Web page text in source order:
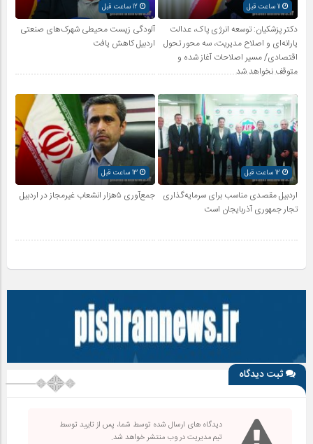
11 ساعت قبل
دکتر پزشکیان: توسعه انرژی پاک، عدالت
یارانه‌ای و اصلاح مدیریت، سه محور تحول
اقتصادی/ مسیر اصلاحات آغاز شده و
متوقف نخواهد شد
آلودگی زیست محیطی شهرک‌های صنعتی
اردبیل کاهش یافت
12 ساعت قبل
اردبیل مقصدی مناسب برای سرمایه‌گذاری
تجار جمهوری آذربایجان است
جمع‌آوری ۵هزار انشعاب غیرمجاز در اردبیل
ثبت دیدگاه
دیدگاه های ارسال شده توسط شما، پس از تایید توسط
تیم مدیریت در وب منتشر خواهد شد.